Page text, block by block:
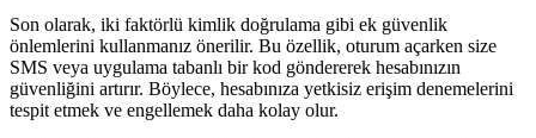
Son olarak, iki faktörlü kimlik doğrulama gibi ek güvenlik
önlemlerini kullanmanız önerilir. Bu özellik, oturum açarken size
SMS veya uygulama tabanlı bir kod göndererek hesabınızın
güvenliğini artırır. Böylece, hesabınıza yetkisiz erişim denemelerini
tespit etmek ve engellemek daha kolay olur.